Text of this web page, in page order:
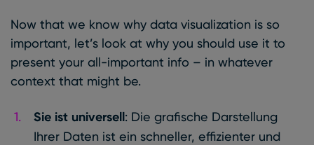
Now that we know why data visualization is so
important, let’s look at why you should use it to
present your all-important info – in whatever
context that might be.
Sie ist universell: Die grafische Darstellung
Ihrer Daten ist ein schneller, effizienter und